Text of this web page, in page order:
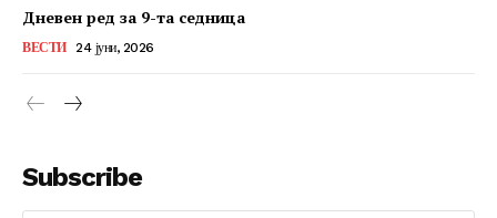
Дневен ред за 9-та седница
ВЕСТИ 24 јуни, 2026
Subscribe